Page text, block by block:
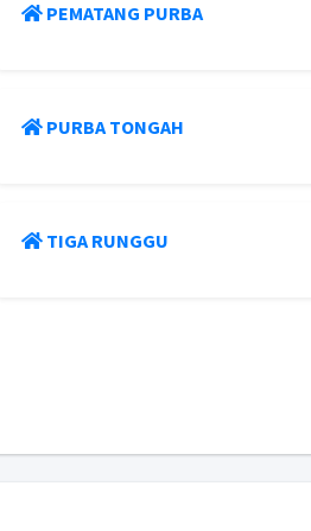
PEMATANG PURBA
PURBA TONGAH
TIGA RUNGGU